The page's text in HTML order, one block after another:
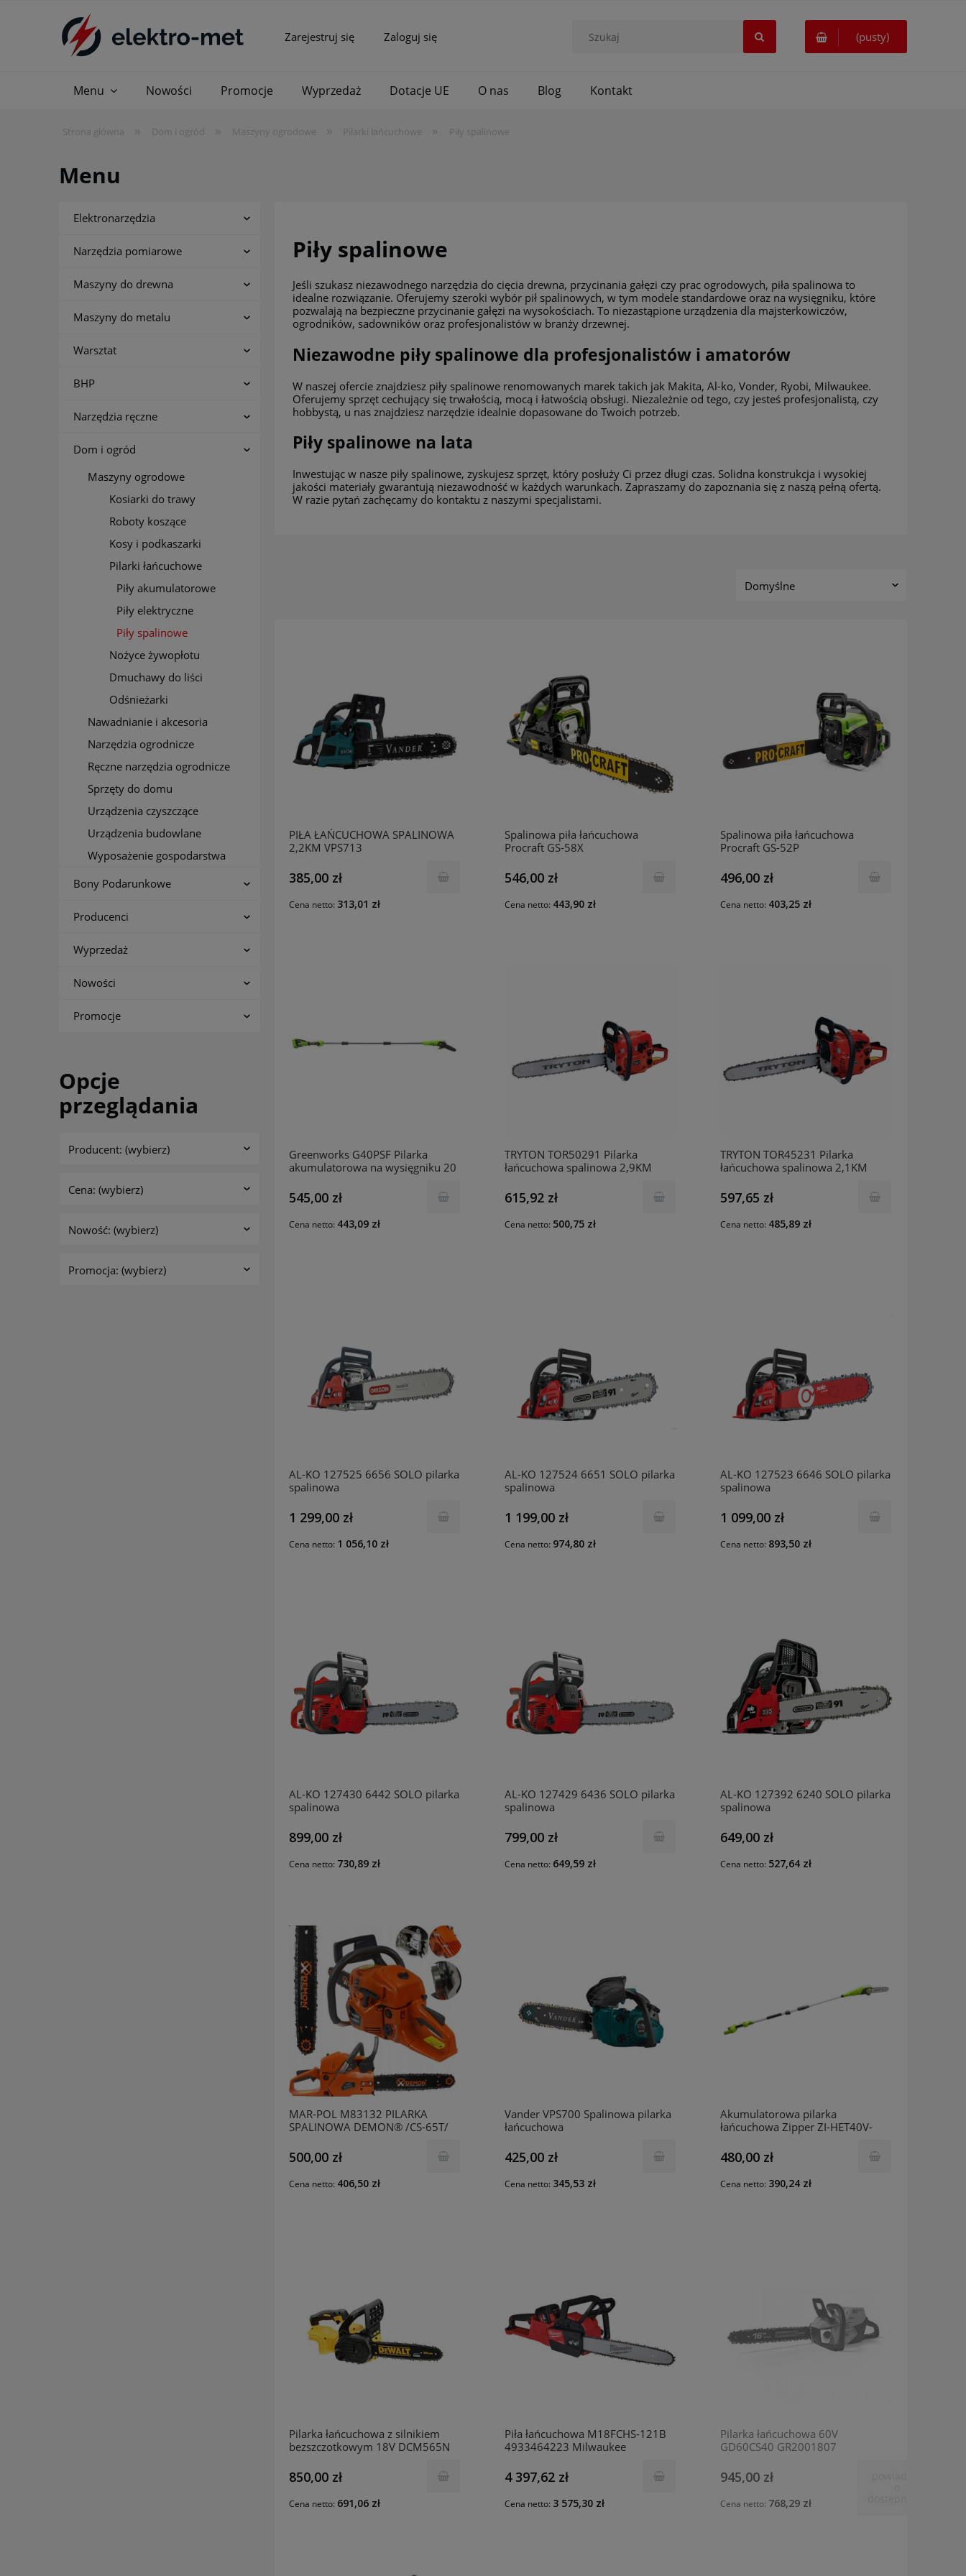
(pusty)
Zarejestruj się Zaloguj się
Menu Nowości Promocje Wyprzedaż Dotacje UE O nas Blog Kontakt
Strona główna » Dom i ogród » Maszyny ogrodowe » Pilarki łańcuchowe » Piły spalinowe
Menu
Elektronarzędzia
Narzędzia pomiarowe
Maszyny do drewna
Maszyny do metalu
Warsztat
BHP
Narzędzia ręczne
Dom i ogród
Maszyny ogrodowe
Kosiarki do trawy
Roboty koszące
Kosy i podkaszarki
Pilarki łańcuchowe
Piły akumulatorowe
Piły elektryczne
Piły spalinowe
Nożyce żywopłotu
Dmuchawy do liści
Odśnieżarki
Nawadnianie i akcesoria
Narzędzia ogrodnicze
Ręczne narzędzia ogrodnicze
Sprzęty do domu
Urządzenia czyszczące
Urządzenia budowlane
Wyposażenie gospodarstwa
Bony Podarunkowe
Producenci
Wyprzedaż
Nowości
Promocje
Opcje
przeglądania
Producent: (wybierz)
Cena: (wybierz)
Nowość: (wybierz)
Promocja: (wybierz)
Piły spalinowe
Jeśli szukasz niezawodnego narzędzia do cięcia drewna, przycinania gałęzi czy prac ogrodowych, piła spalinowa to
idealne rozwiązanie. Oferujemy szeroki wybór pił spalinowych, w tym modele standardowe oraz na wysięgniku, które
pozwalają na bezpieczne przycinanie gałęzi na wysokościach. To niezastąpione urządzenia dla majsterkowiczów,
ogrodników, sadowników oraz profesjonalistów w branży drzewnej.
Niezawodne piły spalinowe dla profesjonalistów i amatorów
W naszej ofercie znajdziesz piły spalinowe renomowanych marek takich jak Makita, Al-ko, Vonder, Ryobi, Milwaukee.
Oferujemy sprzęt cechujący się trwałością, mocą i łatwością obsługi. Niezależnie od tego, czy jesteś profesjonalistą, czy
hobbystą, u nas znajdziesz narzędzie idealnie dopasowane do Twoich potrzeb.
Piły spalinowe na lata
Inwestując w nasze piły spalinowe, zyskujesz sprzęt, który posłuży Ci przez długi czas. Solidna konstrukcja i wysokiej
jakości materiały gwarantują niezawodność w każdych warunkach. Zapraszamy do zapoznania się z naszą pełną ofertą.
W razie pytań zachęcamy do kontaktu z naszymi specjalistami.
PIŁA ŁAŃCUCHOWA SPALINOWA
2,2KM VPS713
385,00 zł
Cena netto: 313,01 zł
Spalinowa piła łańcuchowa
Procraft GS-58X
546,00 zł
Cena netto: 443,90 zł
Spalinowa piła łańcuchowa
Procraft GS-52P
496,00 zł
Cena netto: 403,25 zł
Greenworks G40PSF Pilarka
akumulatorowa na wysięgniku 20
545,00 zł
Cena netto: 443,09 zł
TRYTON TOR50291 Pilarka
łańcuchowa spalinowa 2,9KM
615,92 zł
Cena netto: 500,75 zł
TRYTON TOR45231 Pilarka
łańcuchowa spalinowa 2,1KM
597,65 zł
Cena netto: 485,89 zł
AL-KO 127525 6656 SOLO pilarka
spalinowa
1 299,00 zł
Cena netto: 1 056,10 zł
AL-KO 127524 6651 SOLO pilarka
spalinowa
1 199,00 zł
Cena netto: 974,80 zł
AL-KO 127523 6646 SOLO pilarka
spalinowa
1 099,00 zł
Cena netto: 893,50 zł
AL-KO 127430 6442 SOLO pilarka
spalinowa
899,00 zł
Cena netto: 730,89 zł
AL-KO 127429 6436 SOLO pilarka
spalinowa
799,00 zł
Cena netto: 649,59 zł
AL-KO 127392 6240 SOLO pilarka
spalinowa
649,00 zł
Cena netto: 527,64 zł
MAR-POL M83132 PILARKA
SPALINOWA DEMON® /CS-65T/
500,00 zł
Cena netto: 406,50 zł
Vander VPS700 Spalinowa pilarka
łańcuchowa
425,00 zł
Cena netto: 345,53 zł
Akumulatorowa pilarka
łańcuchowa Zipper ZI-HET40V-
480,00 zł
Cena netto: 390,24 zł
Pilarka łańcuchowa z silnikiem
bezszczotkowym 18V DCM565N
850,00 zł
Cena netto: 691,06 zł
Piła łańcuchowa M18FCHS-121B
4933464223 Milwaukee
4 397,62 zł
Cena netto: 3 575,30 zł
Pilarka łańcuchowa 60V
GD60CS40 GR2001807
945,00 zł
Cena netto: 768,29 zł